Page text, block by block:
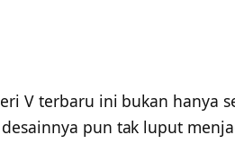
V terbaru ini bukan hanya
pun tak luput